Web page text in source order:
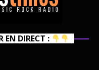
EN DIRECT :